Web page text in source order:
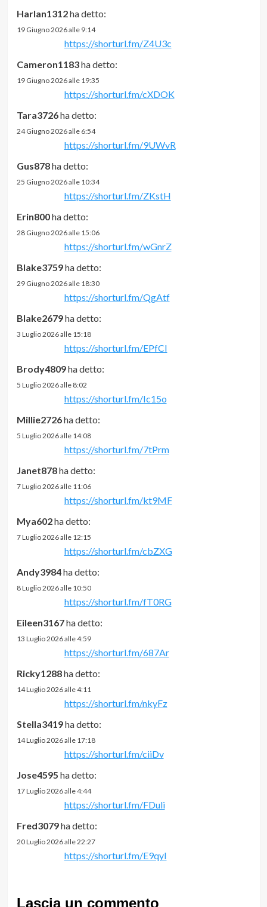
Harlan1312ha detto:
19 Giugno 2026 alle 9:14
https://shorturl.fm/Z4U3c
Cameron1183ha detto:
19 Giugno 2026 alle 19:35
https://shorturl.fm/cXDOK
Tara3726ha detto:
24 Giugno 2026 alle 6:54
https://shorturl.fm/9UWvR
Gus878ha detto:
25 Giugno 2026 alle 10:34
https://shorturl.fm/ZKstH
Erin800ha detto:
28 Giugno 2026 alle 15:06
https://shorturl.fm/wGnrZ
Blake3759ha detto:
29 Giugno 2026 alle 18:30
https://shorturl.fm/QgAtf
Blake2679ha detto:
3 Luglio 2026 alle 15:18
https://shorturl.fm/EPfCI
Brody4809ha detto:
5 Luglio 2026 alle 8:02
https://shorturl.fm/Ic15o
Millie2726ha detto:
5 Luglio 2026 alle 14:08
https://shorturl.fm/7tPrm
Janet878ha detto:
7 Luglio 2026 alle 11:06
https://shorturl.fm/kt9MF
Mya602ha detto:
7 Luglio 2026 alle 12:15
https://shorturl.fm/cbZXG
Andy3984ha detto:
8 Luglio 2026 alle 10:50
https://shorturl.fm/fT0RG
Eileen3167ha detto:
13 Luglio 2026 alle 4:59
https://shorturl.fm/687Ar
Ricky1288ha detto:
14 Luglio 2026 alle 4:11
https://shorturl.fm/nkyFz
Stella3419ha detto:
14 Luglio 2026 alle 17:18
https://shorturl.fm/ciiDv
Jose4595 ha detto:
17 Luglio 2026 alle 4:44
https://shorturl.fm/FDuli
Fred3079ha detto:
20 Luglio 2026 alle 22:27
https://shorturl.fm/E9qyI
Lascia un commento